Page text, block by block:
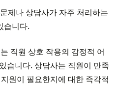
제나 상담사가 자주 처리하는
습니다.
직원 상호 작용의 감정적 어
습니다. 상담사는 직원이 만족
원이 필요한지에 대한 즉각적